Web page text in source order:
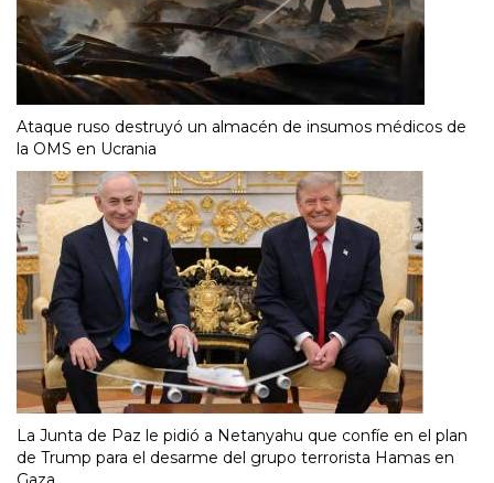
Ataque ruso destruyó un almacén de insumos médicos de
la OMS en Ucrania
La Junta de Paz le pidió a Netanyahu que confíe en el plan
de Trump para el desarme del grupo terrorista Hamas en